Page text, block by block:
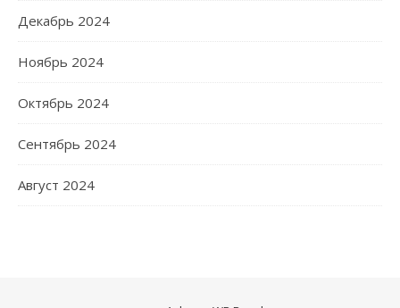
Декабрь 2024
Ноябрь 2024
Октябрь 2024
Сентябрь 2024
Август 2024